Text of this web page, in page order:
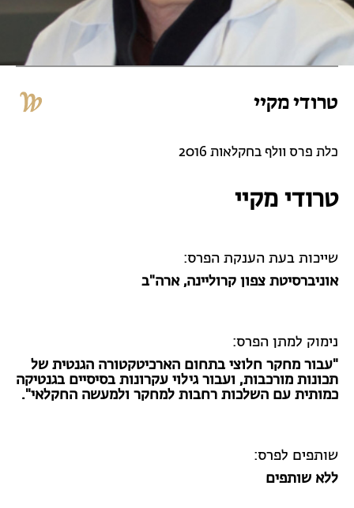
טרודי מקיי
כלת פרס וולף בחקלאות 2016
טרודי מקיי
שייכות בעת הענקת הפרס:
אוניברסיטת צפון קרוליינה, ארה"ב
נימוק למתן הפרס:
"עבור מחקר חלוצי בתחום הארכיטקטורה הגנטית של
תכונות מורכבות, ועבור גילוי עקרונות בסיסיים בגנטיקה
כמותית עם השלכות רחבות למחקר ולמעשה החקלאי".
שותפים לפרס:
ללא שותפים